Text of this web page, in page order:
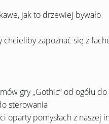
jak to drzewiej bywało
chcieliby zapoznać się z
gry „Gothic” od ogółu do
sterowania
oparty pomysłach z naszej